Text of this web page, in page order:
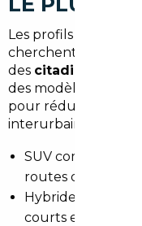
Les profils varient :
cherchent des
des citadines
des modèles
pour réduire la
interurbains.
SUV compacts :
routes
Hybrides et
courts et